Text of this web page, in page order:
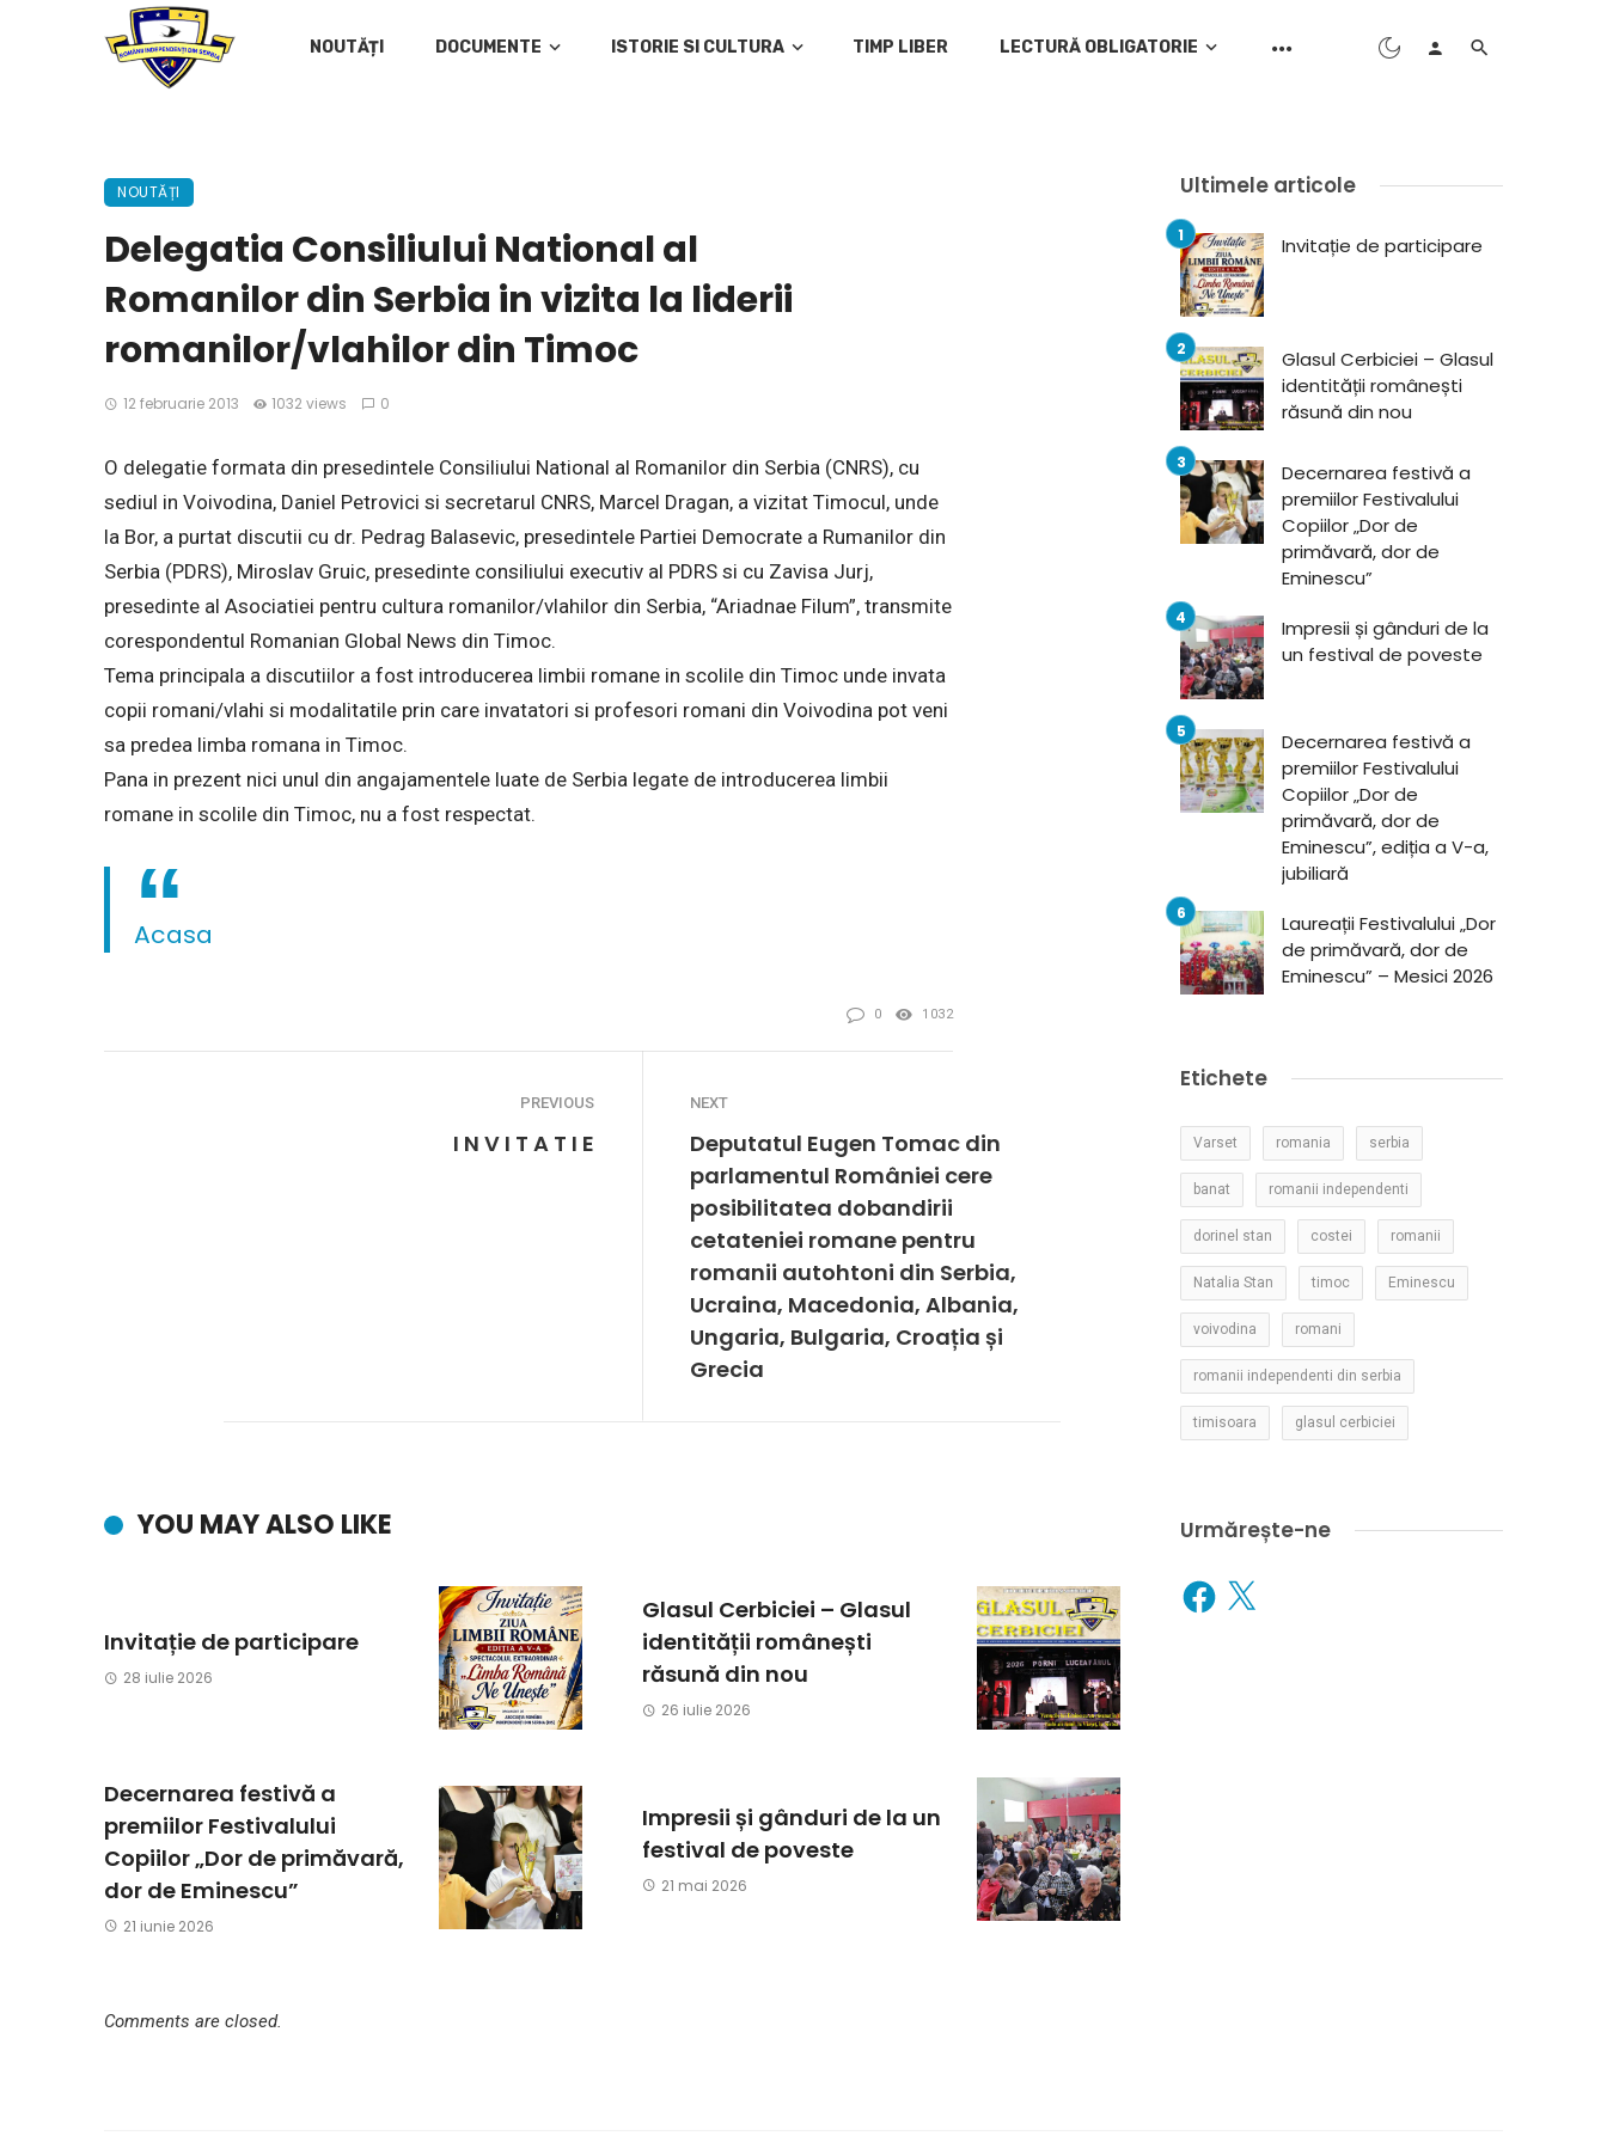
NOUTĂȚI DOCUMENTE ISTORIE SI CULTURA TIMP LIBER LECTURĂ OBLIGATORIE
NOUTĂȚI
Delegatia Consiliului National al
Romanilor din Serbia in vizita la liderii
romanilor/vlahilor din Timoc
12 februarie 2013 1032 views 0
O delegatie formata din presedintele Consiliului National al Romanilor din Serbia (CNRS), cu
sediul in Voivodina, Daniel Petrovici si secretarul CNRS, Marcel Dragan, a vizitat Timocul, unde
la Bor, a purtat discutii cu dr. Pedrag Balasevic, presedintele Partiei Democrate a Rumanilor din
Serbia (PDRS), Miroslav Gruic, presedinte consiliului executiv al PDRS si cu Zavisa Jurj,
presedinte al Asociatiei pentru cultura romanilor/vlahilor din Serbia, “Ariadnae Filum”, transmite
corespondentul Romanian Global News din Timoc.
Tema principala a discutiilor a fost introducerea limbii romane in scolile din Timoc unde invata
copii romani/vlahi si modalitatile prin care invatatori si profesori romani din Voivodina pot veni
sa predea limba romana in Timoc.
Pana in prezent nici unul din angajamentele luate de Serbia legate de introducerea limbii
romane in scolile din Timoc, nu a fost respectat.
Acasa
0 1032
PREVIOUS
I N V I T A T I E
NEXT
Deputatul Eugen Tomac din
parlamentul României cere
posibilitatea dobandirii
cetateniei romane pentru
romanii autohtoni din Serbia,
Ucraina, Macedonia, Albania,
Ungaria, Bulgaria, Croația și
Grecia
YOU MAY ALSO LIKE
Invitație de participare
28 iulie 2026
Glasul Cerbiciei – Glasul
identității românești
răsună din nou
26 iulie 2026
Decernarea festivă a
premiilor Festivalului
Copiilor „Dor de primăvară,
dor de Eminescu”
21 iunie 2026
Impresii și gânduri de la un
festival de poveste
21 mai 2026
Comments are closed.
Ultimele articole
Invitație de participare
Glasul Cerbiciei – Glasul
identității românești
răsună din nou
Decernarea festivă a
premiilor Festivalului
Copiilor „Dor de
primăvară, dor de
Eminescu”
Impresii și gânduri de la
un festival de poveste
Decernarea festivă a
premiilor Festivalului
Copiilor „Dor de
primăvară, dor de
Eminescu”, ediția a V-a,
jubiliară
Laureații Festivalului „Dor
de primăvară, dor de
Eminescu” – Mesici 2026
Etichete
Varset romania serbia
banat romanii independenti
dorinel stan costei romanii
Natalia Stan timoc Eminescu
voivodina romani
romanii independenti din serbia
timisoara glasul cerbiciei
Urmărește-ne
Facebook
X